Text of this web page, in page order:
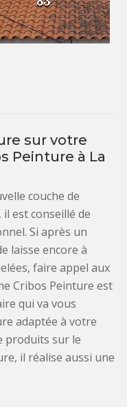
sur votre
Peinture à La
couche de
est conseillé de
Si après un
laisse encore à
faire appel aux
Cribos Peinture est
qui va vous
adaptée à votre
produits sur le
il réalise aussi une